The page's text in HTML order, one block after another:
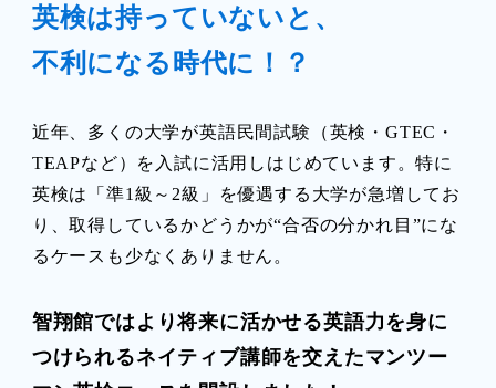
英検は持っていないと、
不利になる時代に！？
近年、多くの大学が英語民間試験（英検・GTEC・
TEAPなど）を入試に活用しはじめています。特に
英検は「準1級～2級」を優遇する大学が急増してお
り、取得しているかどうかが“合否の分かれ目”にな
るケースも少なくありません。
智翔館ではより将来に活かせる英語力を身に
つけられるネイティブ講師を交えたマンツー